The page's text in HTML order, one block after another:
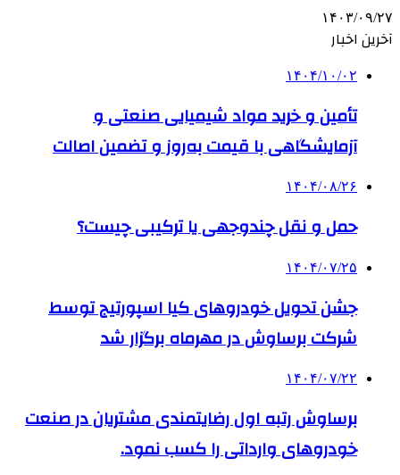
۱۴۰۳/۰۹/۲۷
آخرین اخبار
۱۴۰۴/۱۰/۰۲
تأمین و خرید مواد شیمیایی صنعتی و
آزمایشگاهی با قیمت به‌روز و تضمین اصالت
۱۴۰۴/۰۸/۲۶
حمل و نقل چندوجهی یا ترکیبی چیست؟
۱۴۰۴/۰۷/۲۵
جشن تحویل خودروهای کیا اسپورتیج توسط
شرکت برساوش در مهرماه برگزار شد
۱۴۰۴/۰۷/۲۲
برساوش رتبه اول رضایتمندی مشتریان در صنعت
خودروهای وارداتی را کسب نمود.